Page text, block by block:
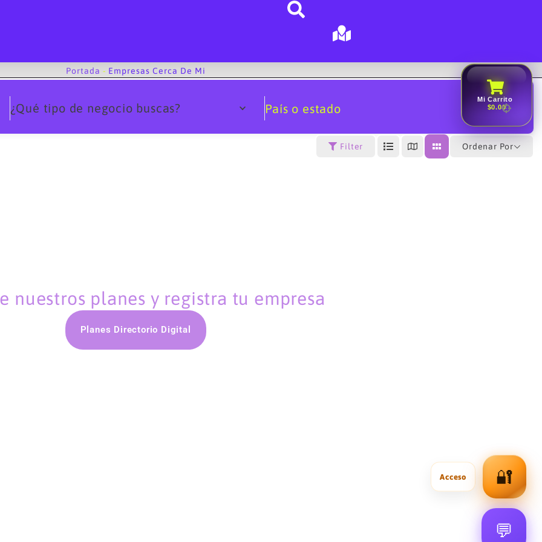
🔐
Mi Carrito
$0.00
Portada - Empresas Cerca De Mi
¿Qué tipo de negocio buscas? País o estado
Filter Ordenar Por
nuestros planes y registra tu empresa
Planes Directorio Digital
💬